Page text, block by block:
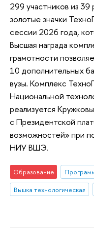
299 участников из 39
золотые значки
сессии 2026 года,
Высшая награда
грамотности
10 дополнительных
вузы. Комплекс
Национальной
реализуется
с Президентской
возможностей» при
НИУ ВШЭ.
Образование
Вышка технологическая